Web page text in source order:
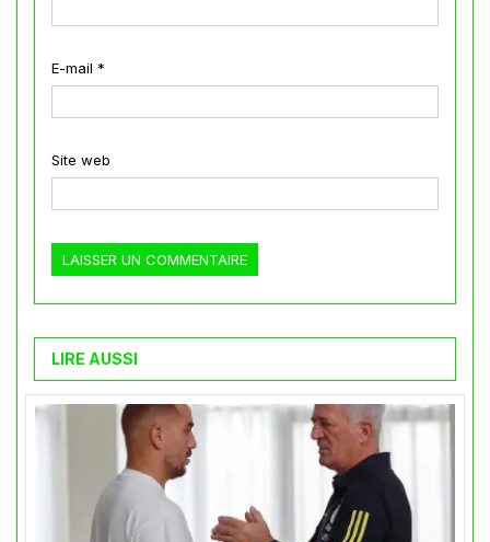
E-mail *
Site web
LIRE AUSSI